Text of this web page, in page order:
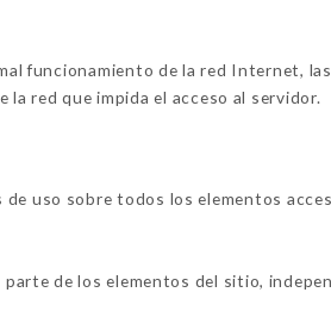
funcionamiento de la red Internet,
red que impida el acceso al servidor.
uso sobre todos los elementos
de los elementos del sitio,